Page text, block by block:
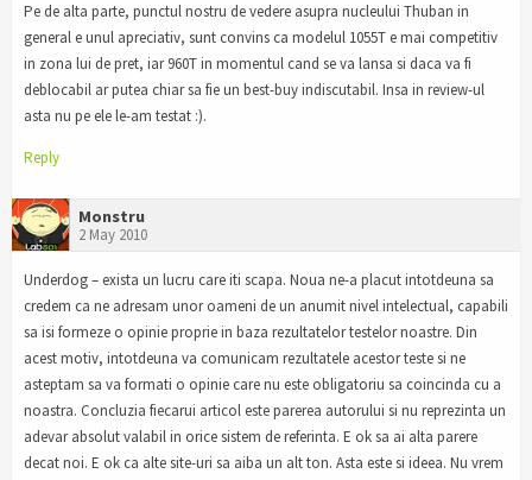
Pe de alta parte, punctul nostru de vedere asupra nucleului Thuban in
general e unul apreciativ, sunt convins ca modelul 1055T e mai competitiv
in zona lui de pret, iar 960T in momentul cand se va lansa si daca va fi
deblocabil ar putea chiar sa fie un best-buy indiscutabil. Insa in review-ul
asta nu pe ele le-am testat :).
Reply
Monstru
2 May 2010
Underdog – exista un lucru care iti scapa. Noua ne-a placut intotdeuna sa
credem ca ne adresam unor oameni de un anumit nivel intelectual, capabili
sa isi formeze o opinie proprie in baza rezultatelor testelor noastre. Din
acest motiv, intotdeuna va comunicam rezultatele acestor teste si ne
asteptam sa va formati o opinie care nu este obligatoriu sa coincinda cu a
noastra. Concluzia fiecarui articol este parerea autorului si nu reprezinta un
adevar absolut valabil in orice sistem de referinta. E ok sa ai alta parere
decat noi. E ok ca alte site-uri sa aiba un alt ton. Asta este si ideea. Nu vrem